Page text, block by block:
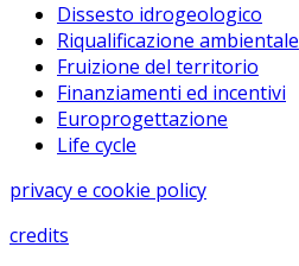
Dissesto idrogeologico
Riqualificazione ambientale
Fruizione del territorio
Finanziamenti ed incentivi
Europrogettazione
Life cycle
privacy e cookie policy
credits